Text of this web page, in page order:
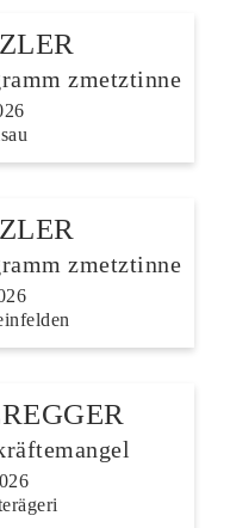
zmetztinne
zmetztinne